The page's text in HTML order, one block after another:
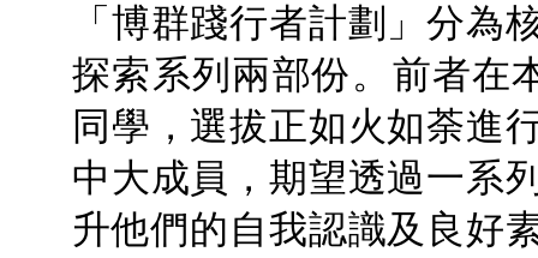
「博群踐行者計劃」分為
探索系列兩部份。前者在
同學，選拔正如火如荼進
中大成員，期望透過一系
升他們的自我認識及良好